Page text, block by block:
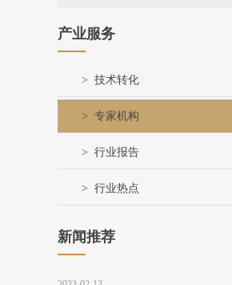
产业服务
技术转化
专家机构
行业报告
行业热点
新闻推荐